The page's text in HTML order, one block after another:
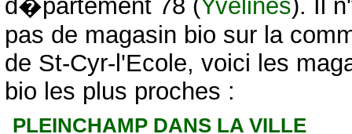
d�partement 78 (Yvelines). Il
pas de magasin bio sur la
de St-Cyr-l'Ecole, voici les
bio les plus proches :
PLEINCHAMP DANS LA VILLE